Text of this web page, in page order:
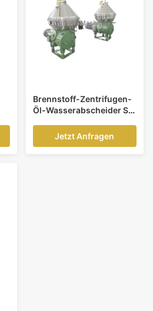
Brennstoff-Zentrifugen-
Öl-Wasserabscheider SS
Festflüssigkeits-
Trennung
Jetzt Anfragen